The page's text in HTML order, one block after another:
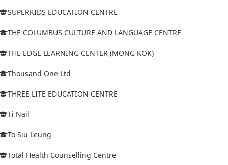
SUPERKIDS EDUCATION CENTRE
THE COLUMBUS CULTURE AND LANGUAGE CENTRE
THE EDGE LEARNING CENTER (MONG KOK)
Thousand One Ltd
THREE LITE EDUCATION CENTRE
Ti Nail
To Siu Leung
Total Health Counselling Centre